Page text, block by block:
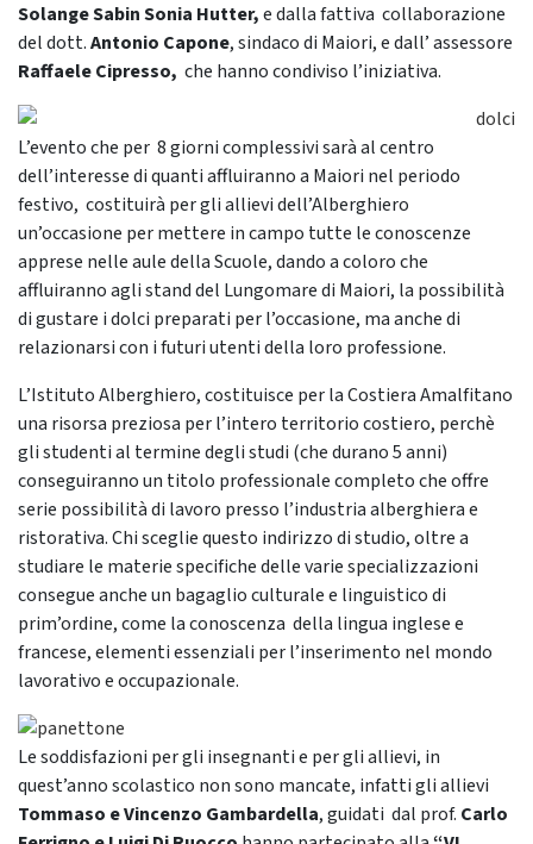
Solange Sabin Sonia Hutter,e dalla fattiva collaborazione
del dott.Antonio Capone, sindaco di Maiori, e dall’ assessore
Raffaele Cipresso, che hanno condiviso l’iniziativa.
L’evento che per 8 giorni complessivi sarà al centro
dell’interesse di quanti affluiranno a Maiori nel periodo
festivo, costituirà per gli allievi dell’Alberghiero
un’occasione per mettere in campo tutte le conoscenze
apprese nelle aule della Scuole, dando a coloro che
affluiranno agli stand del Lungomare di Maiori, la possibilità
di gustare i dolci preparati per l’occasione, ma anche di
relazionarsi con i futuri utenti della loro professione.
L’Istituto Alberghiero, costituisce per la Costiera Amalfitano
una risorsa preziosa per l’intero territorio costiero, perchè
gli studenti al termine degli studi (che durano 5 anni)
conseguiranno un titolo professionale completo che offre
serie possibilità di lavoro presso l’industria alberghiera e
ristorativa. Chi sceglie questo indirizzo di studio, oltre a
studiare le materie specifiche delle varie specializzazioni
consegue anche un bagaglio culturale e linguistico di
prim’ordine, come la conoscenza della lingua inglese e
francese, elementi essenziali per l’inserimento nel mondo
lavorativo e occupazionale.
Le soddisfazioni per gli insegnanti e per gli allievi, in
quest’anno scolastico non sono mancate, infatti gli allievi
Tommaso e Vincenzo Gambardella, guidati dal prof. Carlo